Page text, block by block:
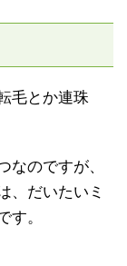
毛とか連珠
のですが、
、だいたいミ
す。